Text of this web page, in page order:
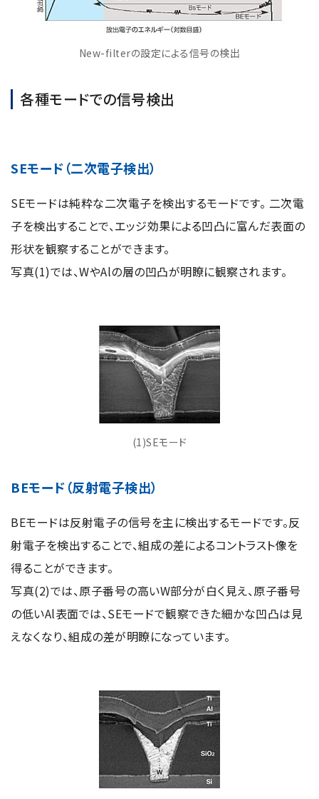
New-filterの設定による信号の検出
各種モードでの信号検出
SEモード（二次電子検出）
SEモードは純粋な二次電子を検出するモードです。 二次電
子を検出することで、エッジ効果による凹凸に富んだ表面の
形状を観察することができます。
写真(1)では、WやAlの層の凹凸が明瞭に観察されます。
(1)SEモード
BEモード（反射電子検出）
BEモードは反射電子の信号を主に検出するモードです。反
射電子を検出することで、組成の差によるコントラスト像を
得ることができます。
写真(2)では、原子番号の高いW部分が白く見え、原子番号
の低いAl表面では、SEモードで観察できた細かな凹凸は見
えなくなり、組成の差が明瞭になっています。